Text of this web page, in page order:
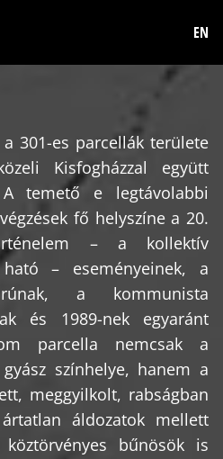
EN
301-es parcellák területe
Kisfogházzal együtt
temető e legtávolabbi
fő helyszíne a 20.
– a kollektív
– eseményeinek, a
a kommunista
és 1989-nek egyaránt
parcella nemcsak a
színhelye, hanem a
meggyilkolt, rabságban
áldozatok mellett
bűnösök is